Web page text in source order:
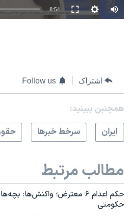
8:54
اشتراک Follow us
همچنبن ببینید:
ايران
سرخط خبرها
مطالب مرتبط
حکم اعدام ۶ معترض؛ واکنش‌ها:
حکومتی